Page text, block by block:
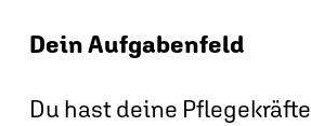
Dein Aufgabenfeld
Du hast deine